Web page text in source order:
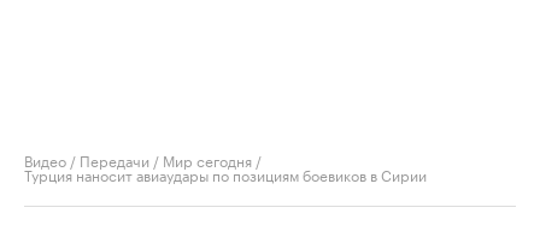
Видео / Передачи / Мир сегодня /
Турция наносит авиаудары по позициям боевиков в Сирии